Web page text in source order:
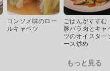
コンソメ味のロー
ルキャベツ
ごはんがすすむ
豚バラ肉とキャ
ツのオイスター
ース炒め
もっと見る